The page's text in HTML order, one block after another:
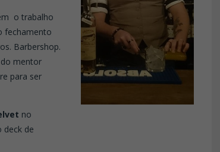
o trabalho
fechamento
Barbershop.
mentor
para ser
no
deck de